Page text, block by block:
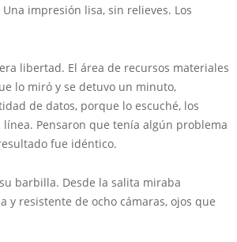
impresión lisa, sin relieves. Los
libertad. El área de recursos materiales
lo miró y se detuvo un minuto,
de datos, porque lo escuché, los
Pensaron que tenía algún problema
fue idéntico.
barbilla. Desde la salita miraba
resistente de ocho cámaras, ojos que